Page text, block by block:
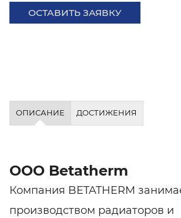
ОСТАВИТЬ ЗАЯВКУ
ОПИСАНИЕ ДОСТИЖЕНИЯ
ООО Betatherm
Компания BETATHERM
производством радиаторов и